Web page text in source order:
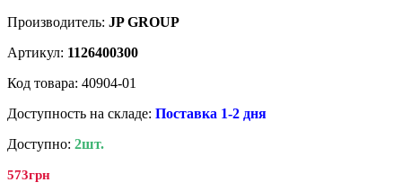
Производитель: JP GROUP
Артикул: 1126400300
Код товара: 40904-01
Доступность на складе: Поставка 1-2 дня
Доступно: 2шт.
573грн